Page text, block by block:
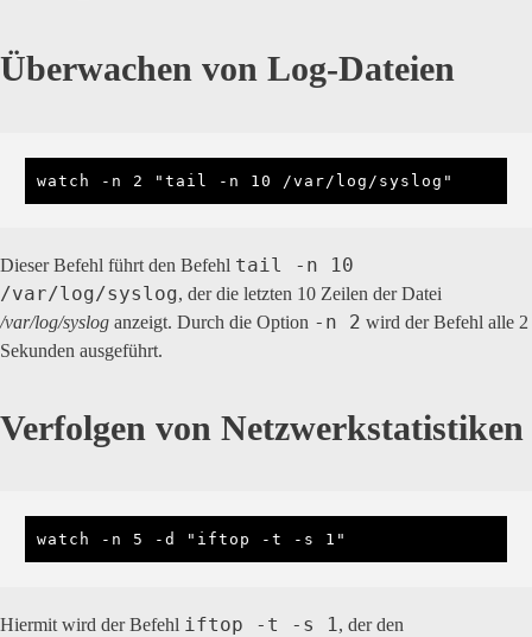
Überwachen von Log-Dateien
watch -n 2 "tail -n 10 /var/log/syslog"
Dieser Befehl führt den Befehl tail -n 10
/var/log/syslog, der die letzten 10 Zeilen der Datei
/var/log/syslog anzeigt. Durch die Option -n 2 wird der Befehl alle 2
Sekunden ausgeführt.
Verfolgen von Netzwerkstatistiken
watch -n 5 -d "iftop -t -s 1"
Hiermit wird der Befehl iftop -t -s 1 , der den